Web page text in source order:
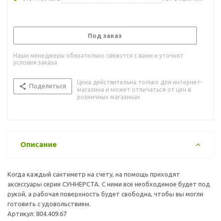
Под заказ
Наши менеджеры обязательно свяжутся с вами и уточнят
условия заказа
Поделиться
Цена действительна только для интернет-
магазина и может отличаться от цен в
розничных магазинах
Описание
Когда каждый сантиметр на счету, на помощь приходят
аксессуары серии СУННЕРСТА. С ними все необходимое будет под
рукой, а рабочая поверхность будет свободна, чтобы вы могли
готовить с удовольствием.
Артикул: 804.409.67